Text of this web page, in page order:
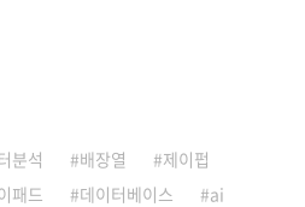
분석 배장열
제이펍
패드 데이터베이스
ai